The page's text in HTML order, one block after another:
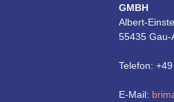
GMBH
Albert-
55435 Gau-
Telefon:
E-Mail: